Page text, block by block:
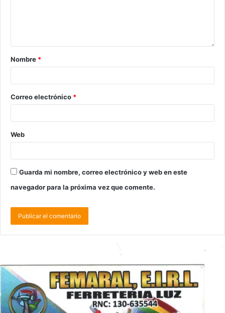
Nombre *
Correo electrónico *
Web
Guarda mi nombre, correo electrónico y web en este
navegador para la próxima vez que comente.